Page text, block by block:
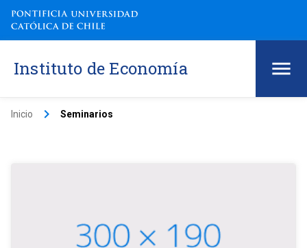
Instituto de Economía
Inicio keyboard_arrow_right Seminarios